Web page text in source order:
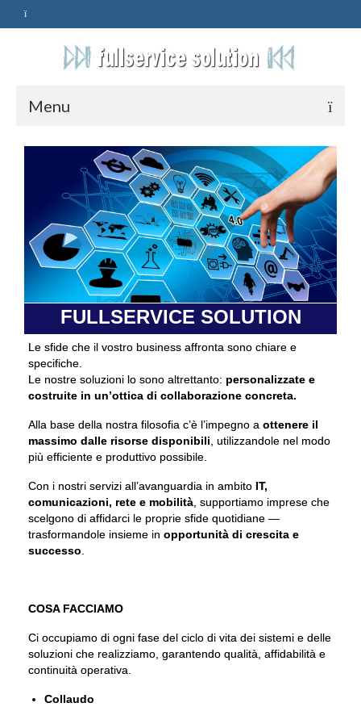
Menu
HOME
ASSISTENZA
POLITICA
Qualità
PRIVACY
CONTATTI
FULLSERVICE SOLUTION
Le sfide che il vostro business affronta sono chiare e
specifiche.
Le nostre soluzioni lo sono altrettanto: personalizzate e
costruite in un’ottica di collaborazione concreta.
Alla base della nostra filosofia c’è l’impegno a ottenere il
massimo dalle risorse disponibili , utilizzandole nel modo
più efficiente e produttivo possibile.
Con i nostri servizi all’avanguardia in ambito IT,
comunicazioni, rete e mobilità , supportiamo imprese che
scelgono di affidarci le proprie sfide quotidiane —
trasformandole insieme in opportunità di crescita e
successo
COSA FACCIAMO
Ci occupiamo di ogni fase del ciclo di vita dei sistemi e delle
soluzioni che realizziamo, garantendo qualità, affidabilità e
continuità operativa.
Collaudo